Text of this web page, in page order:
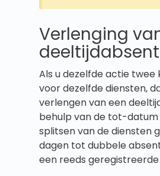
Verlenging
Als u dezelfde actie twee
voor dezelfde diensten,
verlengen van een
behulp van de tot-datum
splitsen van de diensten
dagen tot dubbele
een reeds